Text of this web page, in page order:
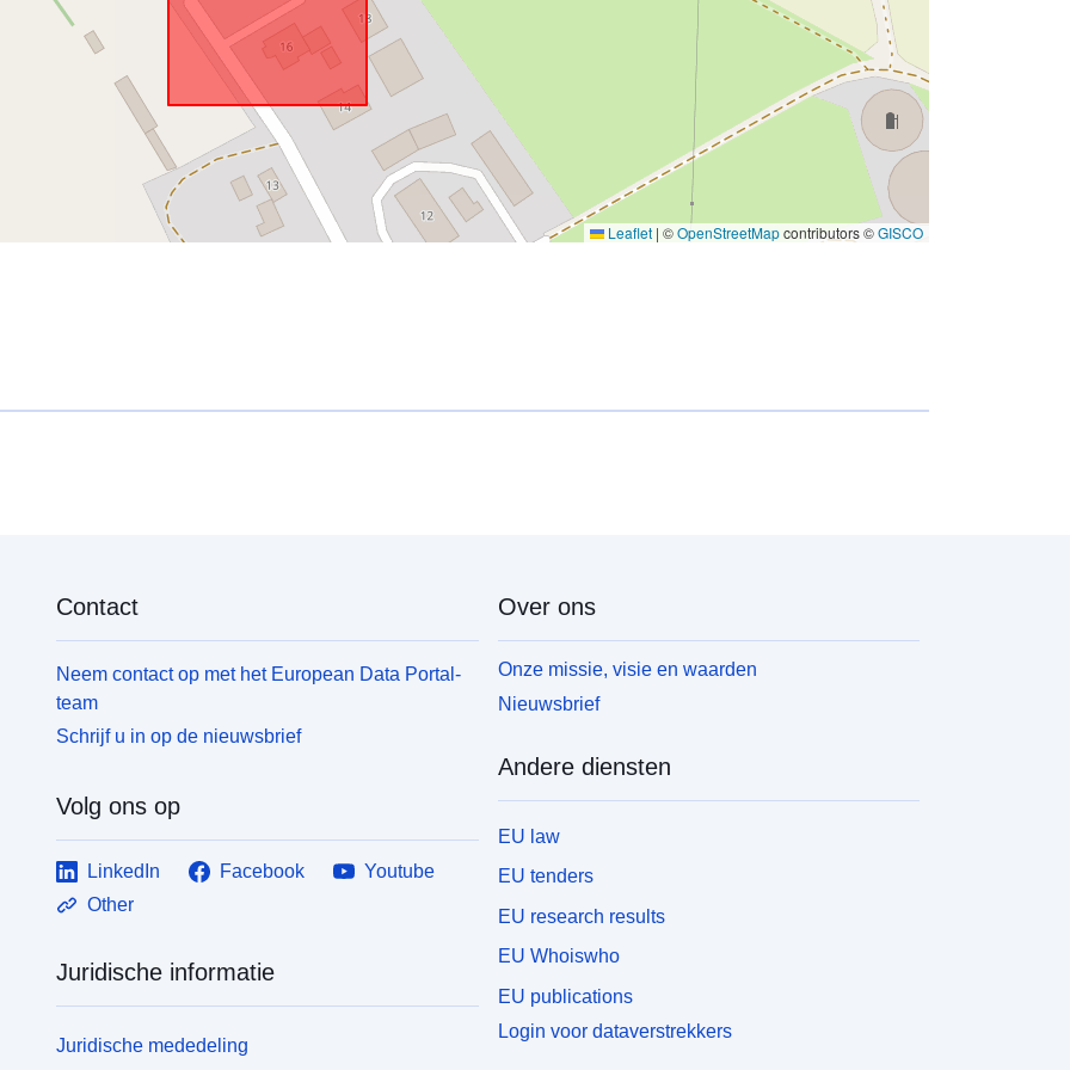
Leaflet | ©OpenStreetMapcontributors ©GISCO
Contact
Neem contact op met het European Data Portal-
team
Schrijf u in op de nieuwsbrief
Volg ons op
LinkedIn Facebook
Youtube
Other
Juridische informatie
Juridische mededeling
Over ons
Onze missie, visie en waarden
Nieuwsbrief
Andere diensten
EU law
EU tenders
EU research results
EU Whoiswho
EU publications
Login voor dataverstrekkers